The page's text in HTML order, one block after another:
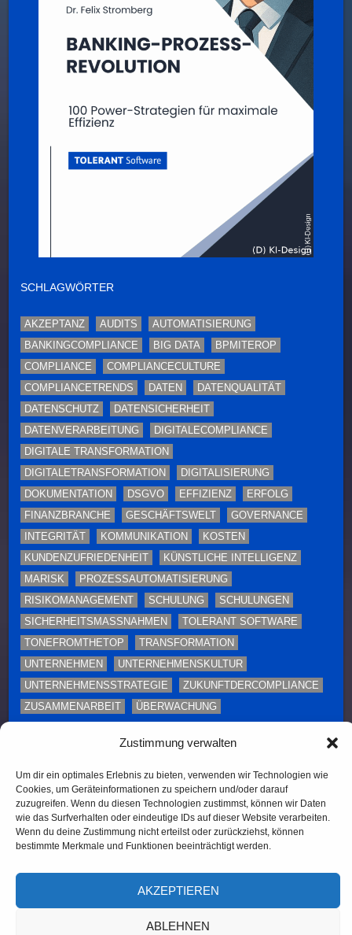
Zustimmung verwalten
Um dir ein optimales Erlebnis zu bieten, verwenden wir Technologien wie
Cookies, um Geräteinformationen zu speichern und/oder darauf
zuzugreifen. Wenn du diesen Technologien zustimmst, können wir Daten
wie das Surfverhalten oder eindeutige IDs auf dieser Website verarbeiten.
Wenn du deine Zustimmung nicht erteilst oder zurückziehst, können
bestimmte Merkmale und Funktionen beeinträchtigt werden.
AKZEPTIEREN
ABLEHNEN
SCHLAGWÖRTER
AKZEPTANZ AUDITS
AUTOMATISIERUNG
BANKINGCOMPLIANCE
BIG DATA
BPMITEROP
COMPLIANCE
COMPLIANCECULTURE
COMPLIANCETRENDS
DATEN
DATENQUALITÄT
DATENSCHUTZ
DATENSICHERHEIT
DATENVERARBEITUNG
DIGITALECOMPLIANCE
DIGITALE TRANSFORMATION
DIGITALETRANSFORMATION
DIGITALISIERUNG
DOKUMENTATION
DSGVO EFFIZIENZ
ERFOLG
FINANZBRANCHE
GESCHÄFTSWELT
GOVERNANCE
INTEGRITÄT
KOMMUNIKATION
KOSTEN
KUNDENZUFRIEDENHEIT
KÜNSTLICHE INTELLIGENZ
MARISK
PROZESSAUTOMATISIERUNG
RISIKOMANAGEMENT
SCHULUNG
SCHULUNGEN
SICHERHEITSMASSNAHMEN
TOLERANT SOFTWARE
TONEFROMTHETOP
TRANSFORMATION
UNTERNEHMEN
UNTERNEHMENSKULTUR
UNTERNEHMENSSTRATEGIE
ZUKUNFTDERCOMPLIANCE
ZUSAMMENARBEIT
ÜBERWACHUNG
Diese Webseite enthält Inhalte und Medien, die ganz
wurden. Namen, Personenabbildungen und Beispiele
dienen – sofern nicht ausdrücklich anders
gekennzeichnet – ausschließlich illustrativen Zwecken.